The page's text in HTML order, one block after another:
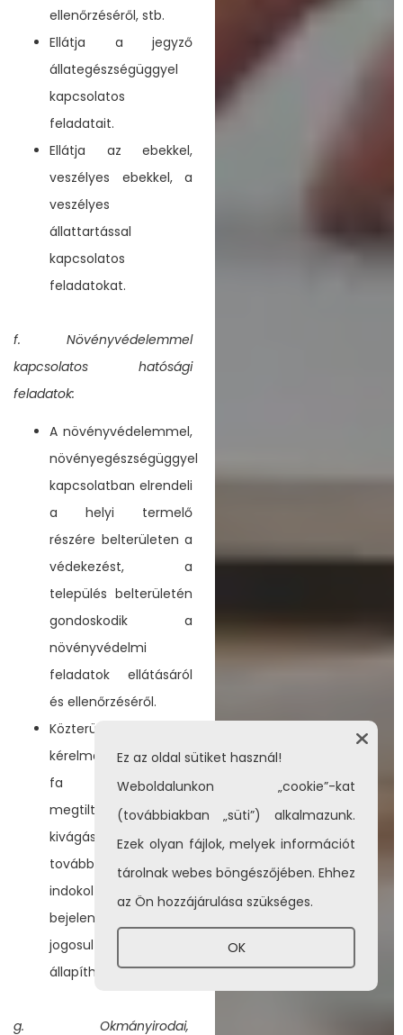
ellenőrzéséről, stb.
Ellátja a jegyző
állategészségüggyel
kapcsolatos
feladatait.
Ellátja az ebekkel,
veszélyes ebekkel, a
veszélyes
állattartással
kapcsolatos
feladatokat.
f. Növényvédelemmel
kapcsolatos hatósági
feladatok:
A növényvédelemmel,
növényegészségüggyel
kapcsolatban elrendeli
a helyi termelő
részére belterületen a
védekezést, a
település belterületén
gondoskodik a
növényvédelmi
feladatok ellátásáról
és ellenőrzéséről.
Közterületen kötelezi a
kérelmezőt a kivágott
fa pótlására,
megtilthatja a fa
kivágását, ha annak
további fenntartása
indokolt, vagy ha a
bejelentő rendelkezési
jogosultsága nem
állapítható meg.
g. Okmányirodai,
Ez az oldal sütiket használ!
Weboldalunkon „cookie”-kat
(továbbiakban „süti”) alkalmazunk.
Ezek olyan fájlok, melyek információt
tárolnak webes böngészőjében. Ehhez
az Ön hozzájárulása szükséges.
OK